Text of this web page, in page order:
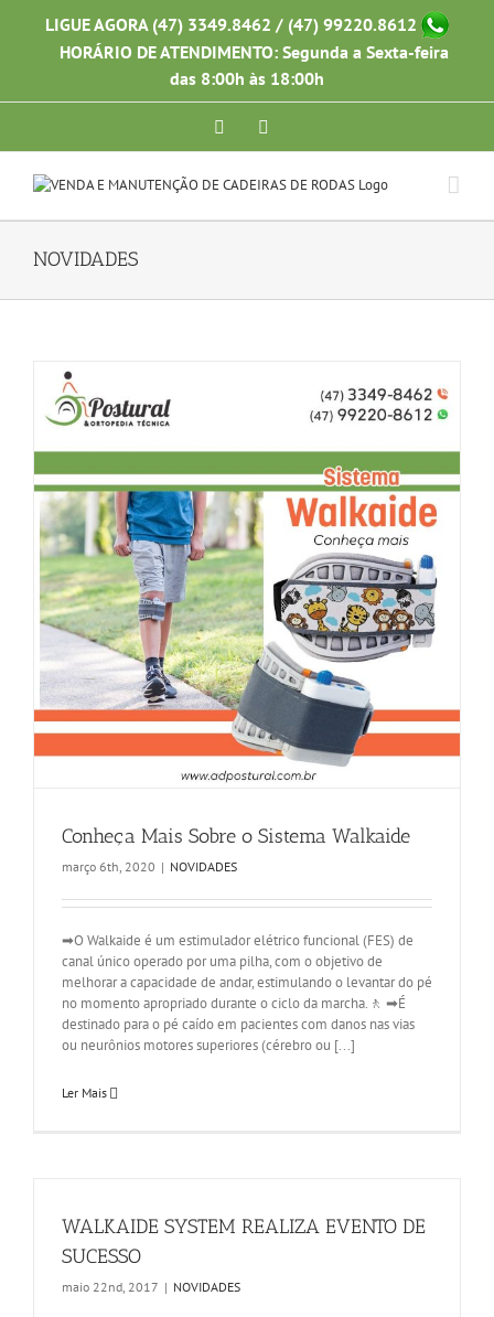
LIGUE AGORA (47) 3349.8462 / (47) 99220.8612
HORÁRIO DE ATENDIMENTO: Segunda a Sexta-feira
das 8:00h às 18:00h
Facebook
NOVIDADES
Conheça Mais Sobre o Sistema Walkaide
março 6th, 2020 | NOVIDADES
➡O Walkaide é um estimulador elétrico funcional (FES) de
canal único operado por uma pilha, com o objetivo de
melhorar a capacidade de andar, estimulando o levantar do pé
no momento apropriado durante o ciclo da marcha.🚶 ➡É
destinado para o pé caído em pacientes com danos nas vias
ou neurônios motores superiores (cérebro ou [...]
Ler Mais
WALKAIDE SYSTEM REALIZA EVENTO DE
SUCESSO
maio 22nd, 2017 | NOVIDADES